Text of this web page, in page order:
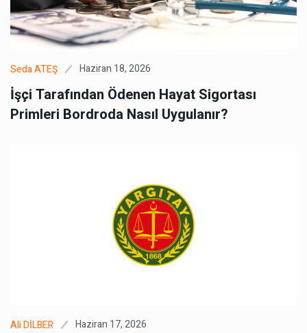
Seda ATEŞ Haziran 18, 2026
İşçi Tarafından Ödenen Hayat Sigortası
Primleri Bordroda Nasıl Uygulanır?
Ali DİLBER Haziran 17, 2026